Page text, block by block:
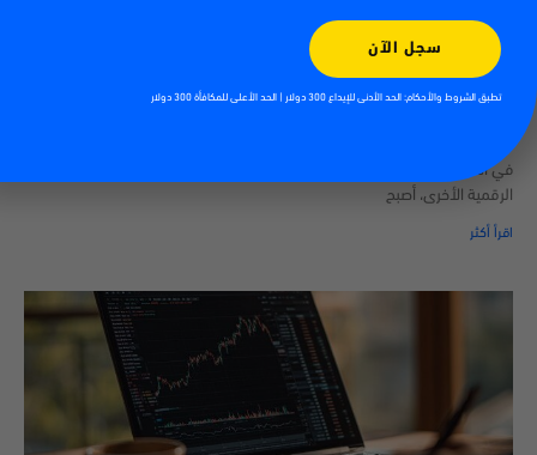
كيفية تداول العملات الرقمية
أدى صعود العملات الرقمية إلى خلق فرص جديدة للأفراد الراغبين في المشاركة
في الأسواق المالية العالمية. فمن البيتكوين والإيثيريوم إلى آلاف العملات
الرقمية الأخرى، أصبح
اقرأ أكثر
سجل الآن
تطبق الشروط والأحكام: الحد الأدنى للإيداع 300 دولار | الحد الأعلى للمكافأة 300 دولار